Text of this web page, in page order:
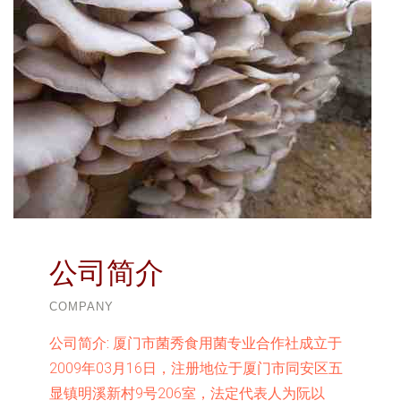
公司简介
COMPANY
公司简介: 厦门市菌秀食用菌专业合作社成立于
2009年03月16日，注册地位于厦门市同安区五
显镇明溪新村9号206室，法定代表人为阮以